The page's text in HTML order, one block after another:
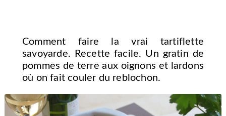
Comment faire la vrai tartiflette
savoyarde. Recette facile. Un gratin de
pommes de terre aux oignons et lardons
où on fait couler du reblochon.